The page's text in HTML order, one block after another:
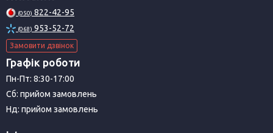
(050) 822-42-95
(068) 953-52-72
Замовити дзвінок
Графік роботи
Пн-Пт: 8:30-17:00
Сб: прийом замовлень
Нд: прийом замовлень